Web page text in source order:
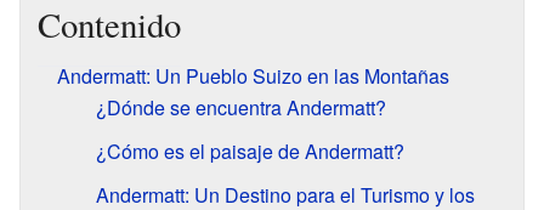
Contenido
Andermatt: Un Pueblo Suizo en las Montañas
¿Dónde se encuentra Andermatt?
¿Cómo es el paisaje de Andermatt?
Andermatt: Un Destino para el Turismo y los